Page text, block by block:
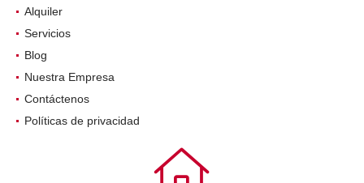
Alquiler
Servicios
Blog
Nuestra Empresa
Contáctenos
Políticas de privacidad